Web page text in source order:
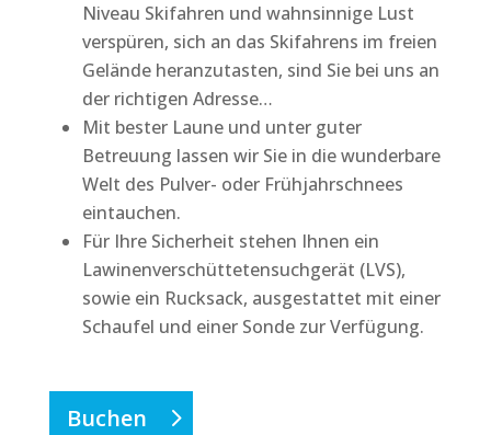
Niveau Skifahren und wahnsinnige Lust
verspüren, sich an das Skifahrens im freien
Gelände heranzutasten, sind Sie bei uns an
der richtigen Adresse…
Mit bester Laune und unter guter
Betreuung lassen wir Sie in die wunderbare
Welt des Pulver- oder Frühjahrschnees
eintauchen.
Für Ihre Sicherheit stehen Ihnen ein
Lawinenverschüttetensuchgerät (LVS),
sowie ein Rucksack, ausgestattet mit einer
Schaufel und einer Sonde zur Verfügung.
Buchen